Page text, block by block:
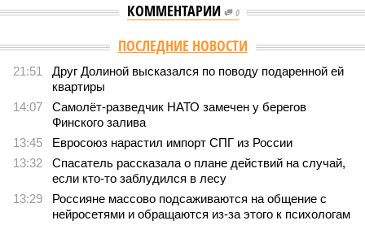
КОММЕНТАРИИ 0
ПОСЛЕДНИЕ НОВОСТИ
21:51
Друг Долиной высказался по поводу подаренной ей
квартиры
14:07
Самолёт-разведчик НАТО замечен у берегов
Финского залива
13:45
Евросоюз нарастил импорт СПГ из России
13:32
Спасатель рассказала о плане действий на случай,
если кто-то заблудился в лесу
13:29
Россияне массово подсаживаются на общение с
нейросетями и обращаются из-за этого к психологам